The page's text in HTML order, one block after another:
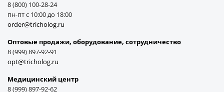
8 (800) 100-28-24
пн-пт с 10:00 до 18:00
order@tricholog.ru
Оптовые продажи, оборудование, cотрудничество
8 (999) 897-92-91
opt@tricholog.ru
Медицинский центр
8 (999) 897-92-62